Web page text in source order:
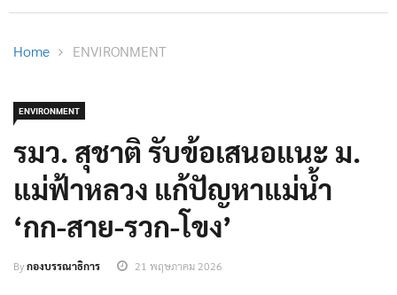
Home ENVIRONMENT
ENVIRONMENT
รมว. สุชาติ รับข้อเสนอแนะ ม.
แม่ฟ้าหลวง แก้ปัญหาแม่น้ำ
‘กก-สาย-รวก-โขง’
Byกองบรรณาธิการ 21 พฤษภาคม 2026